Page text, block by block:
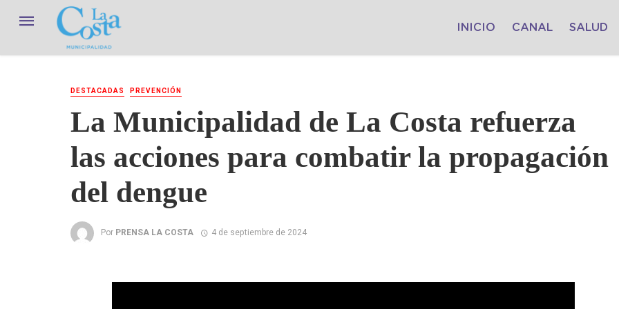
INICIO CANAL SALUD
DESTACADAS PREVENCIÓN
La Municipalidad de La Costa refuerza
las acciones para combatir la propagación
del dengue
Por PRENSA LA COSTA 4 de septiembre de 2024